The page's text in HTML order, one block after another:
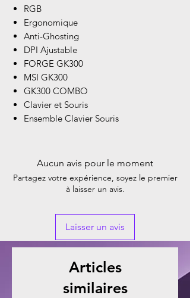
RGB
Ergonomique
Anti-Ghosting
DPI Ajustable
FORGE GK300
MSI GK300
GK300 COMBO
Clavier et Souris
Ensemble Clavier Souris
Aucun avis pour le moment
Partagez votre expérience, soyez le premier
à laisser un avis.
Laisser un avis
Articles
similaires